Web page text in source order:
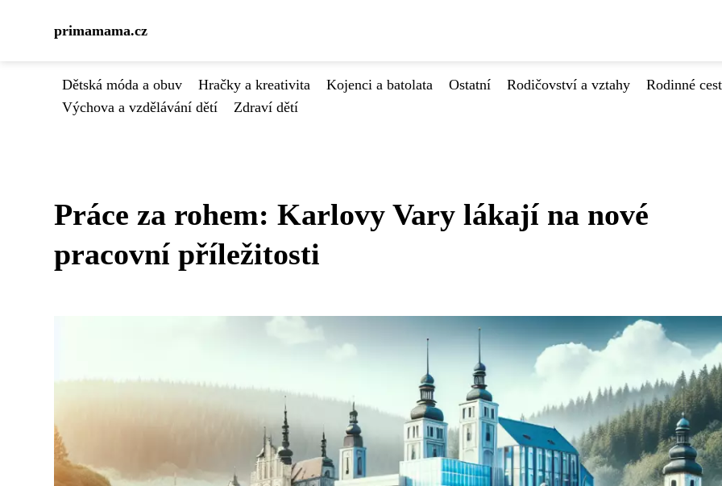
primamama.cz
Dětská móda a obuv Hračky a kreativita Kojenci a batolata Ostatní Rodičovství a vztahy Rodinné
Výchova a vzdělávání dětí
Zdraví dětí
Práce za rohem: Karlovy Vary lákají na nové
pracovní příležitosti